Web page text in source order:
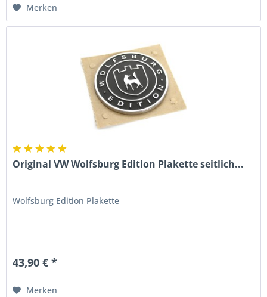
Merken
Original VW Wolfsburg Edition Plakette seitlich...
Wolfsburg Edition Plakette
43,90 € *
Merken